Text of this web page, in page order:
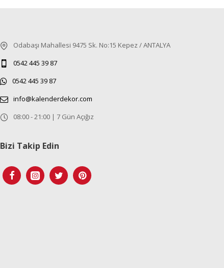
Odabaşı Mahallesi 9475 Sk. No:15 Kepez / ANTALYA
0542 445 39 87
0542 445 39 87
info@kalenderdekor.com
08:00 - 21:00 | 7 Gün Açığız
Bizi Takip Edin